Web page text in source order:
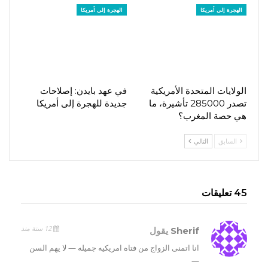
الهجرة إلى أمريكا
الولايات المتحدة الأمريكية
تصدر 285000 تأشيرة، ما
هي حصة المغرب؟
الهجرة إلى أمريكا
في عهد بايدن: إصلاحات
جديدة للهجرة إلى أمريكا
السابق التالي
45 تعليقات
Sherif يقول 12 سنة منذ
انا اتمنى الزواج من فتاه امريكيه جميله — لا يهم السن
—